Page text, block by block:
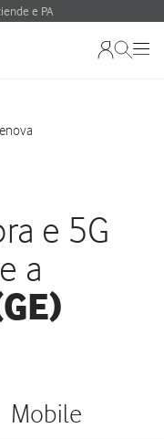
e PA
e 5G
a
Mobile